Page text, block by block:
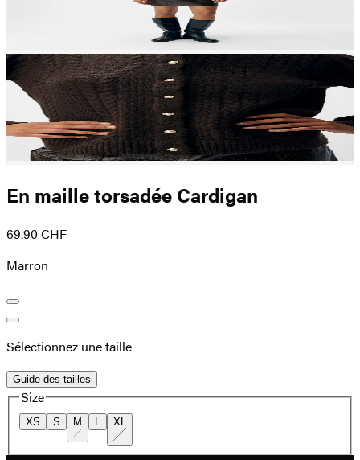
En maille torsadée Cardigan
69.90 CHF
Marron
Sélectionnez une taille
Guide des tailles
Size
XS S M L XL